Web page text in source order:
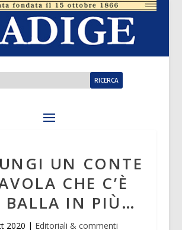
UN CONTE
CHE C’È
BALLA IN PIÙ…
2020 | Editoriali & commenti